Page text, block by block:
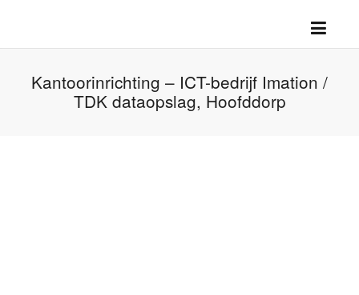
Kantoorinrichting – ICT-bedrijf Imation /
TDK dataopslag, Hoofddorp